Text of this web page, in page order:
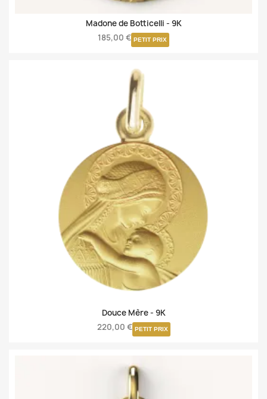
Madone de Botticelli - 9K
185,00 € PETIT PRIX
Douce Mère - 9K
220,00 € PETIT PRIX